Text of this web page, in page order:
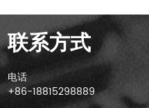
联系方式
电话
+86-18815298889